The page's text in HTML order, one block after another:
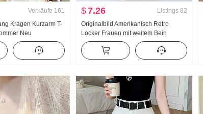
Verkäufe 161
Kragen Kurzarm T-
Neu
Seide Strickpullover
Kurz Top
$7.26 Listings 82
Originalbild Amerikanisch Retro
Locker Frauen mit weitem Bein
Sommer Neu Niedrige Taille Pumpen
Seil Freizeithose Lässig Abseilen
Gefühl Bodenlang Hosen